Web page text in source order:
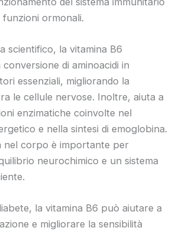
ormonali.
scientifico, la vitamina B6
di aminoacidi in
essenziali, migliorando la
le cellule nervose. Inoltre, aiuta a
enzimatiche coinvolte nel
e nella sintesi di emoglobina.
nel corpo è importante per
neurochimico e un sistema
la vitamina B6 può aiutare a
e migliorare la sensibilità